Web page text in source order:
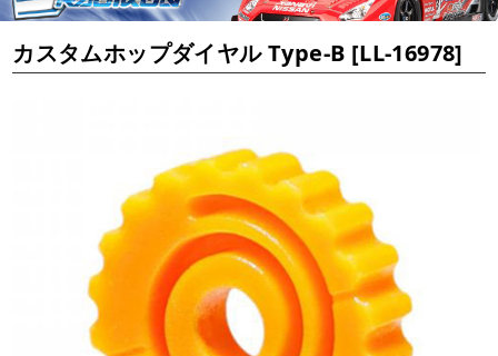
カスタムホップダイヤル Type-B [LL-16978]